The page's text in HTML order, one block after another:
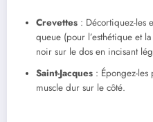
Crevettes : Décortiquez-les
queue (pour l’esthétique et
noir sur le dos en incisant
Saint-Jacques : Épongez-
muscle dur sur le côté.